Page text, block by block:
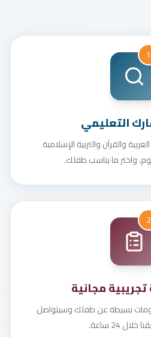
1
التعليمي
والقرآن والتربية الإسلامية
واختر ما يناسب طفلك.
2
مجانية
بسيطة عن طفلك وسيتواصل
24 ساعة.